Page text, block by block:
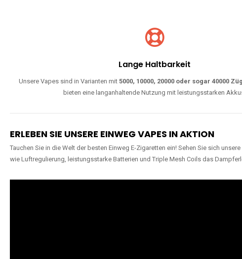
Lange Haltbarkeit
Unsere Vapes sind in Varianten mit5000, 10000, 20000 oder sogar 40000
bieten eine langanhaltende Nutzung mit leistungsstarken
ERLEBEN SIE UNSERE EINWEG VAPES IN AKTION
Tauchen Sie in die Welt der besten Einweg E-Zigaretten ein! Sehen Sie sich
wie Luftregulierung, leistungsstarke Batterien und Triple Mesh Coils das